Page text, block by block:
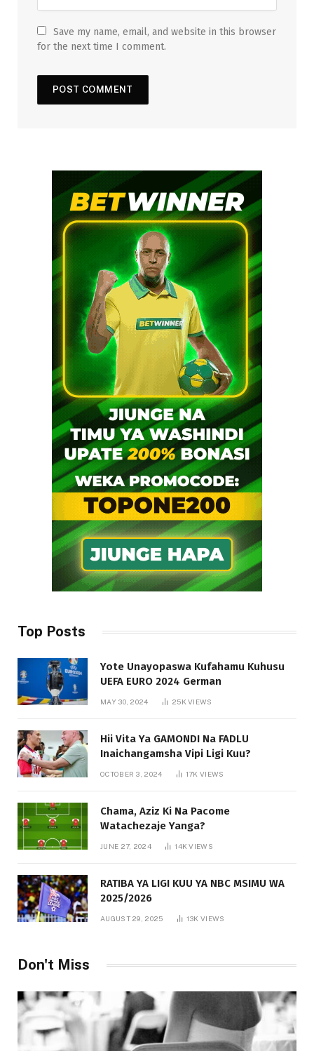
Save my name, email, and website in this browser
for the next time I comment.
Top Posts
Yote Unayopaswa Kufahamu Kuhusu
UEFA EURO 2024 German
MAY 30, 2024 25KVIEWS
Hii Vita Ya GAMONDI Na FADLU
Inaichangamsha Vipi Ligi Kuu?
OCTOBER 3, 2024 17KVIEWS
Chama, Aziz Ki Na Pacome
Watachezaje Yanga?
JUNE 27, 2024 14KVIEWS
RATIBA YA LIGI KUU YA NBC MSIMU WA
2025/2026
AUGUST 29, 2025 13KVIEWS
Don't Miss